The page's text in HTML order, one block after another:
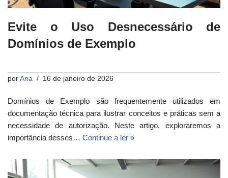
Evite o Uso Desnecessário de
Domínios de Exemplo
por Ana 16 de janeiro de 2026
Domínios de Exemplo são frequentemente utilizados em
documentação técnica para ilustrar conceitos e práticas sem a
necessidade de autorização. Neste artigo, exploraremos a
importância desses… Continue a ler »